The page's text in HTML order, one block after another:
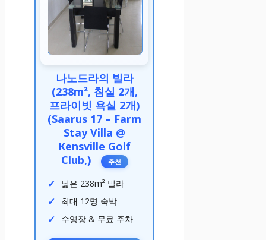
나노드라의 빌라
(238m², 침실 2개,
프라이빗 욕실 2개)
(Saarus 17 – Farm
Stay Villa @
Kensville Golf
Club,)
추천
넓은 238m² 빌라
최대 12명 숙박
수영장 & 무료 주차